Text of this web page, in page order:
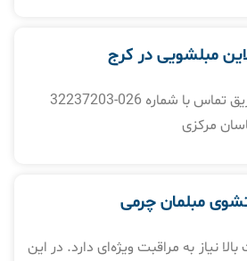
مبلشویی در کرج
با شماره 026-32237203
مرکزی
مبلمان چرمی
نیاز به مراقبت ویژه‌ای دارد. در این